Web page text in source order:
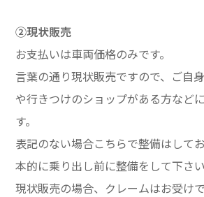
②現状販売
お支払いは車両価格のみです。
言葉の通り現状販売ですので、ご自
や行きつけのショップがある方など
す。
表記のない場合こちらで整備はして
本的に乗り出し前に整備をして下さい
現状販売の場合、クレームはお受け